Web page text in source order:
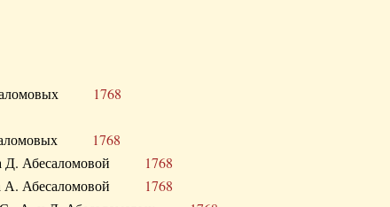
1768
1768
Д. Абесаломовой 1768
А. Абесаломовой 1768